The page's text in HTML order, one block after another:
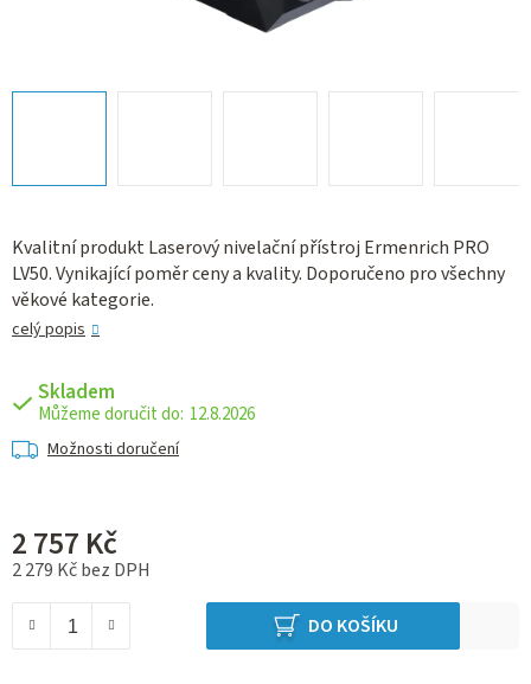
Kvalitní produkt Laserový nivelační přístroj Ermenrich PRO
LV50. Vynikající poměr ceny a kvality. Doporučeno pro všechny
věkové kategorie.
celý popis
Skladem
12.8.2026
Možnosti doručení
2 757 Kč
2 279 Kč bez DPH
DO KOŠÍKU